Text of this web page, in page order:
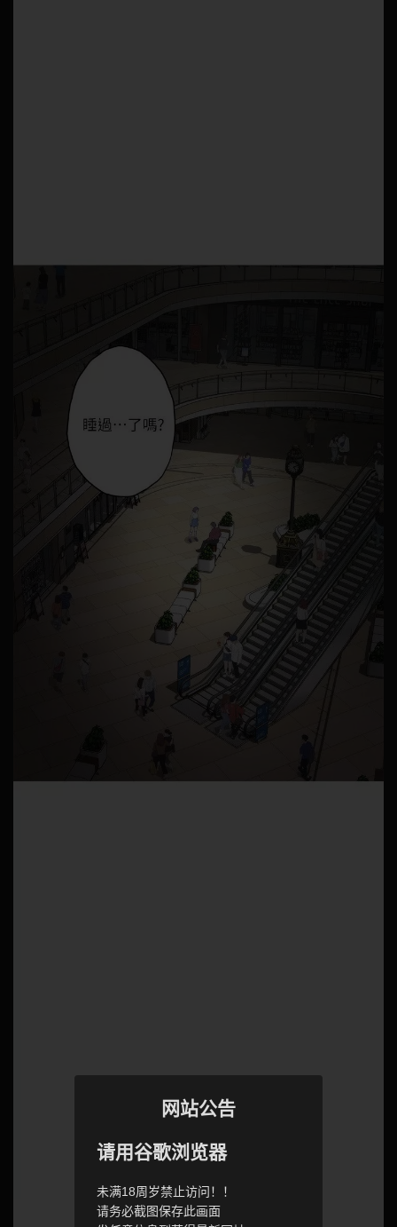
网站公告
请用谷歌浏览器
未满18周岁禁止访问！！
请务必截图保存此画面